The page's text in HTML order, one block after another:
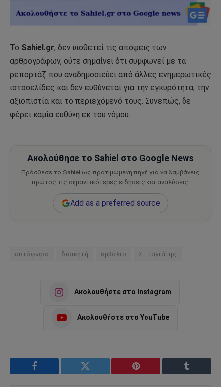
Το Sahiel.gr, δεν υιοθετεί τις απόψεις των
αρθρογράφων, ούτε σημαίνει ότι συμφωνεί με τα
ρεπορτάζ που αναδημοσιεύει από άλλες ενημερωτικές
ιστοσελίδες και δεν ευθύνεται για την εγκυρότητα, την
αξιοπιστία και το περιεχόμενό τους. Συνεπώς, δε
φέρει καμία ευθύνη εκ του νόμου.
Ακολούθησε το Sahiel στο Google News
Πρόσθεσε το Sahiel ως προτιμώμενη πηγή για να λαμβάνεις
πρώτος τις σημαντικότερες ειδήσεις και αναλύσεις.
Add as a preferred source
αυτόφωρο διοικητή εμβόλιο Σ. Παγιάτης
Ακολουθήστε στο Instagram
Ακολουθήστε στο YouTube
Facebook Twitter Pinterest Tumblr